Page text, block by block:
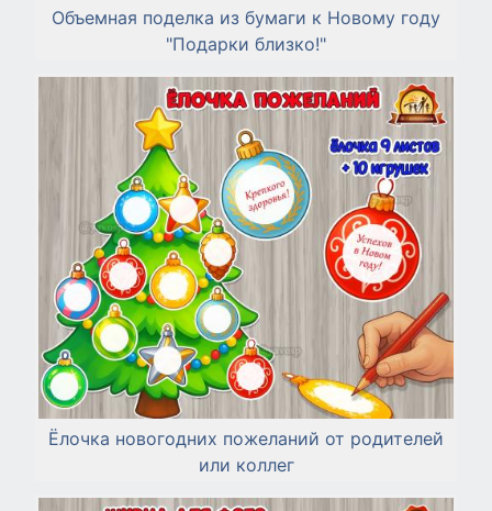
Объемная поделка из бумаги к Новому году
"Подарки близко!"
Ёлочка новогодних пожеланий от родителей
или коллег